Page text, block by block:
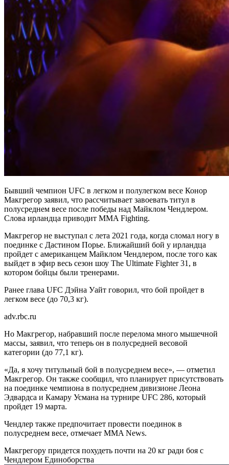
Бывший чемпион UFC в легком и полулегком весе Конор
Макгрегор заявил, что рассчитывает завоевать титул в
полусреднем весе после победы над Майклом Чендлером.
Слова ирландца приводит MMA Fighting.
Макгрегор не выступал с лета 2021 года, когда сломал ногу в
поединке с Дастином Порье. Ближайший бой у ирландца
пройдет с американцем Майклом Чендлером, после того как
выйдет в эфир весь сезон шоу The Ultimate Fighter 31, в
котором бойцы были тренерами.
Ранее глава UFC Дэйна Уайт говорил, что бой пройдет в
легком весе (до 70,3 кг).
adv.rbc.ru
Но Макгрегор, набравший после перелома много мышечной
массы, заявил, что теперь он в полусредней весовой
категории (до 77,1 кг).
«Да, я хочу титульный бой в полусреднем весе», — отметил
Макгрегор. Он также сообщил, что планирует присутствовать
на поединке чемпиона в полусреднем дивизионе Леона
Эдвардса и Камару Усмана на турнире UFC 286, который
пройдет 19 марта.
Чендлер также предпочитает провести поединок в
полусреднем весе, отмечает MMA News.
Макгрегору придется похудеть почти на 20 кг ради боя с
Чендлером Единоборства